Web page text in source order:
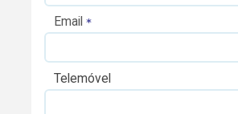
Email
Telemóvel